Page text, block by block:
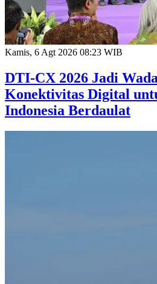
Kamis, 6 Agt 2026 08:23 WIB
DTI-CX 2026 Jadi
Konektivitas Digital
Indonesia Berdaulat